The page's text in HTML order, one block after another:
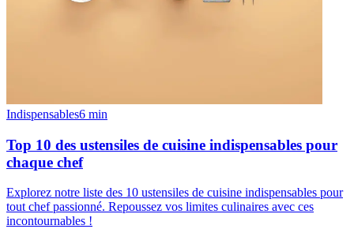
Indispensables6 min
Top 10 des ustensiles de cuisine indispensables pour
chaque chef
Explorez notre liste des 10 ustensiles de cuisine indispensables pour
tout chef passionné. Repoussez vos limites culinaires avec ces
incontournables !